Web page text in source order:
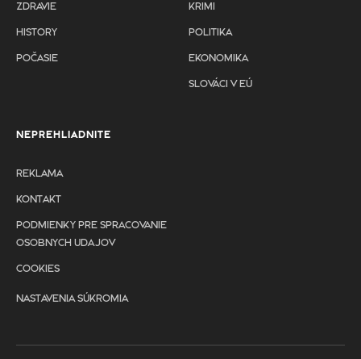
ZDRAVIE
HISTORY
POČASIE
KRIMI
POLITIKA
EKONOMIKA
SLOVÁCI V EÚ
NEPREHLIADNITE
REKLAMA
KONTAKT
PODMIENKY PRE SPRACOVANIE
OSOBNYCH UDAJOV
COOKIES
NASTAVENIA SÚKROMIA